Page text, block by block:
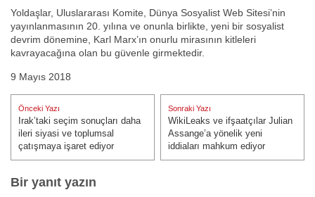
Yoldaşlar, Uluslararası Komite, Dünya Sosyalist Web Sitesi’nin
yayınlanmasının 20. yılına ve onunla birlikte, yeni bir sosyalist
devrim dönemine, Karl Marx’ın onurlu mirasının kitleleri
kavrayacağına olan bu güvenle girmektedir.
9 Mayıs 2018
Yazı
gezinmesi
Önceki Yazı
Önceki Yazı:
Irak’taki seçim sonuçları daha
ileri siyasi ve toplumsal
çatışmaya işaret ediyor
Sonraki Yazı
Sonraki Yazı:
WikiLeaks ve ifşaatçılar Julian
Assange’a yönelik yeni
iddiaları mahkum ediyor
Bir yanıt yazın